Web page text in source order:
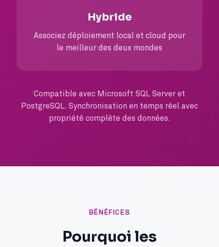
Hybride
Associez déploiement local et cloud pour
le meilleur des deux mondes
Compatible avec Microsoft SQL Server et
PostgreSQL. Synchronisation en temps réel avec
propriété complète des données.
BÉNÉFICES
Pourquoi les